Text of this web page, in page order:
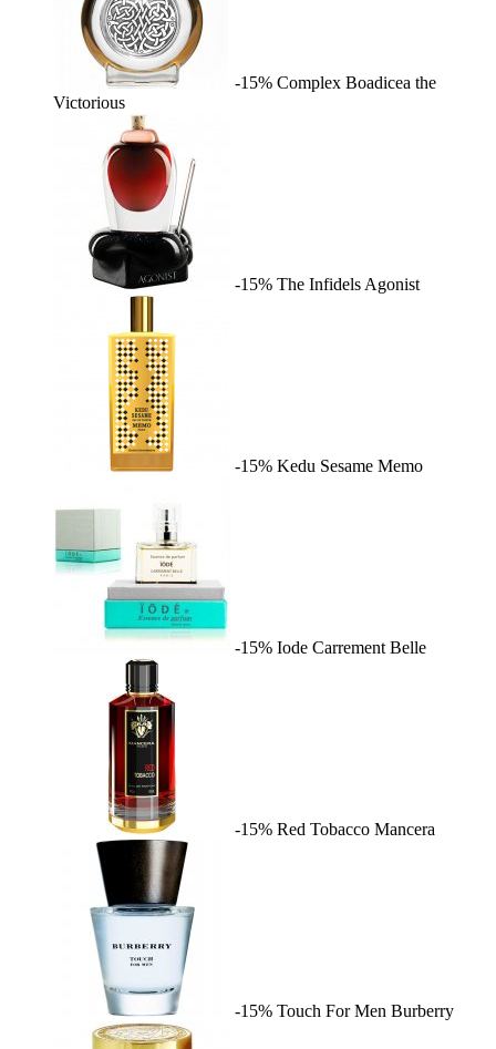
-15% Complex Boadicea the
Victorious
-15% The Infidels Agonist
-15% Kedu Sesame Memo
-15% Iode Carrement Belle
-15% Red Tobacco Mancera
-15% Touch For Men Burberry